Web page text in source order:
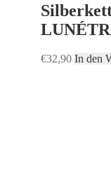
€32,90 In den